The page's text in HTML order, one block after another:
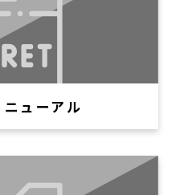
ューアル